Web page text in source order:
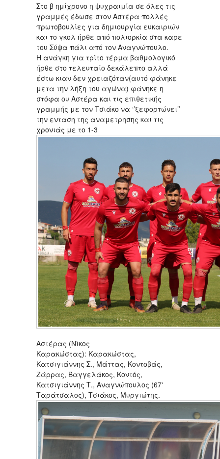
Στο β ημίχρονο η ψυχραιμία σε όλες τις
γραμμές έδωσε στον Αστέρα πολλές
πρωτοβουλίες για δημιουργία ευκαιριών
και το γκολ ήρθε από πολιορκία στα καρε
του Σύψα πάλι από τον Αναγνώπουλο.
Η ανάγκη για τρίτο τέρμα βαθμολογικό
ήρθε στο τελευταίο δεκάλεπτο αλλά
έστω κιαν δεν χρειαζόταν(αυτό φάνηκε
μετα την λήξη του αγώνα) φάνηκε η
στόφα ου Αστέρα και τις επιθετικής
γραμμής με τον Τσιάκο να ‘’ξεφορτώνει’’
την ενταση της αναμετρησης και τις
χρονιάς με το 1-3
Αστέρας (Νίκος
Καρακώστας): Καρακώστας,
Κατσιγιάννης Σ., Μάττας, Κοντοβάς,
Ζάρρας, Βαγγελάκος, Κοντός,
Κατσιγιάννης Τ., Αναγνώπουλος (67'
Ταράτσαλος), Τσιάκος, Μυργιώτης.